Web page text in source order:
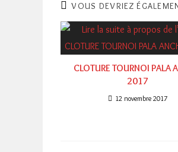
VOUS DEVRIEZ
CLOTURE TOURNOI PALA
2017
12 novembre 2017